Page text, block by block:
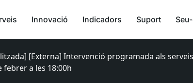
Innovació Indicadors Suport
[Externa] Intervenció programada als
febrer a les 18:00h